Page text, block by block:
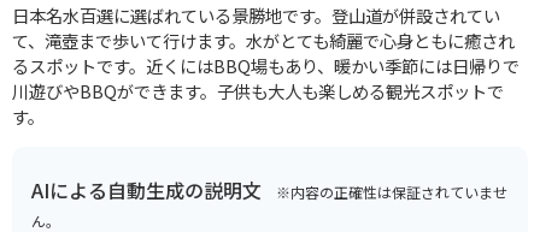
日本名水百選に選ばれている景勝地です。登山道が併設されてい
て、滝壺まで歩いて行けます。水がとても綺麗で心身ともに癒され
るスポットです。近くにはBBQ場もあり、暖かい季節には日帰りで
川遊びやBBQができます。子供も大人も楽しめる観光スポットで
す。
AIによる自動生成の説明文 ※内容の正確性は保証されていませ
ん。